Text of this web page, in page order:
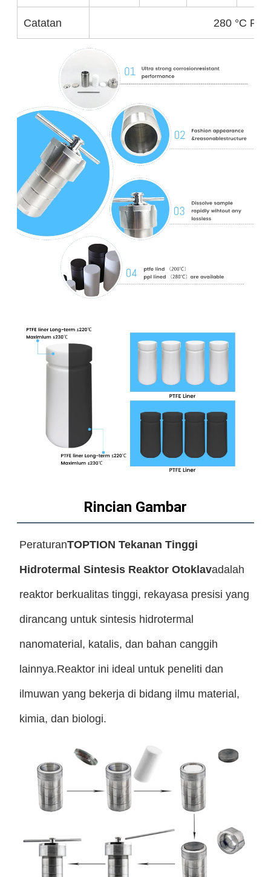
Catatan 280 °C
Rincian Gambar
PeraturanTOPTION Tekanan Tinggi
Hidrotermal Sintesis Reaktor Otoklavadalah
reaktor berkualitas tinggi, rekayasa presisi yang
dirancang untuk sintesis hidrotermal
nanomaterial, katalis, dan bahan canggih
lainnya.Reaktor ini ideal untuk peneliti dan
ilmuwan yang bekerja di bidang ilmu material,
kimia, dan biologi.